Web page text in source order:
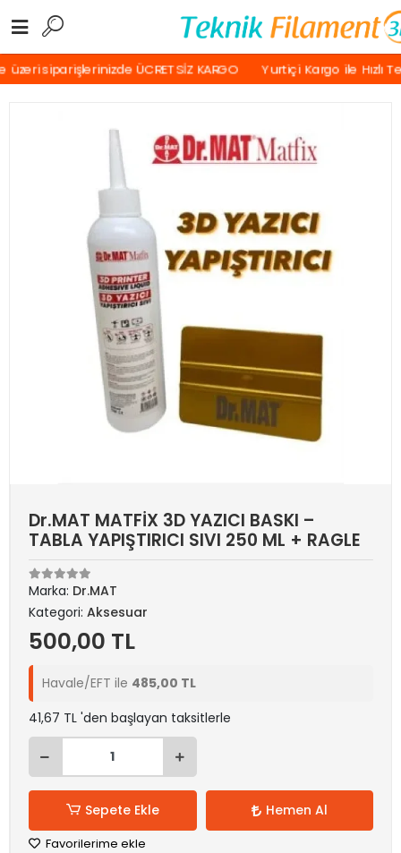
siparişlerinizde ÜCRETSİZ KARGO Yurtiçi Kargo ile Hızlı
Dr.MAT MATFİX 3D YAZICI BASKI –
TABLA YAPIŞTIRICI SIVI 250 ML + RAGLE
Marka: Dr.MAT
Kategori: Aksesuar
500,00 TL
Havale/EFT ile 485,00 TL
41,67 TL 'den başlayan taksitlerle
Sepete Ekle Hemen Al
Favorilerime ekle